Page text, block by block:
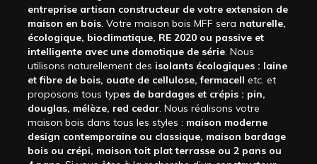
entreprise artisan constructeur de votre extension de
maison en bois. Votre maison bois MFF sera naturelle,
écologique, bioclimatique, RE 2020 ou passive et
intelligente avec une domotique de série. Nous
utilisons naturellement des isolants écologiques : laine
et fibre de bois, ouate de cellulose, fermacell etc. et
proposons tous types de bardages et crépis : pin,
douglas, mélèze, red cedar. Nous réalisons votre
maison bois dans tous les styles : maison moderne
design contemporaine ou classique, maison bardage
bois ou crépi, maison toit plat terrasse ou 2 pans ou